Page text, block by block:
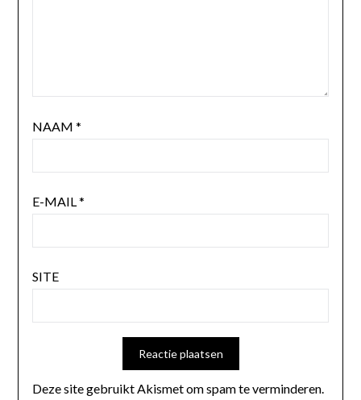
NAAM *
E-MAIL *
SITE
Deze site gebruikt Akismet om spam te verminderen.